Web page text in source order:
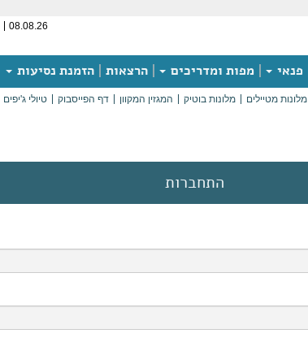
08.08.26
פנאי מפות ומדריכים הרצאות הזמנת נסיעות
מלונות מטיילים מלונות בוטיק המגזין המקוון דף הפייסבוק טיולי ג'יפים
התחברות